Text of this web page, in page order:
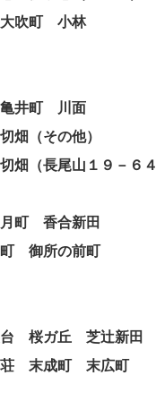
大吹町
小林
亀井町
川面
切畑（その他）
畑（長尾山１９－６
町
香合新田
御所の前町
桜ガ丘
芝辻新田
末成町
末広町